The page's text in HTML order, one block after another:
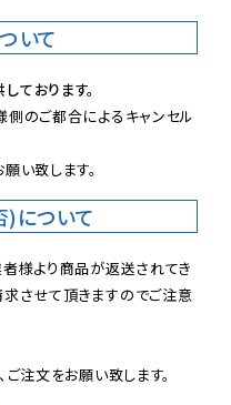
いて
ております。
側のご都合によるキャンセル
い致します。
について
様より商品が返送されてき
させて頂きますのでご注意